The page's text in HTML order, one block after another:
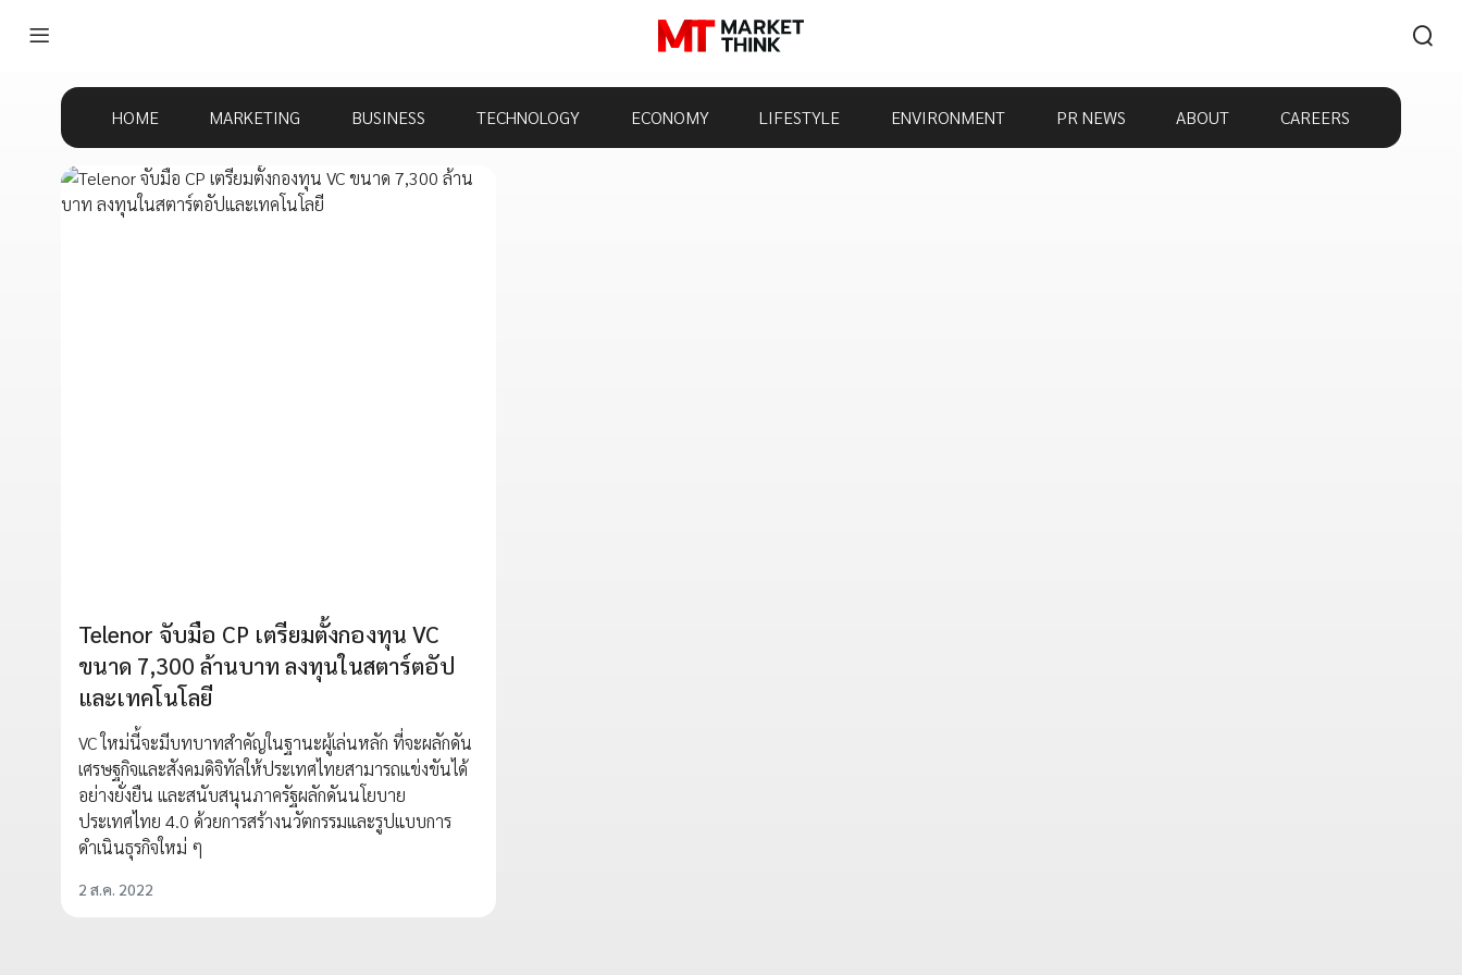
HOME MARKETING BUSINESS TECHNOLOGY ECONOMY LIFESTYLE ENVIRONMENT PR NEWS ABOUT CAREERS
Telenor จับมือ CP เตรียมตั้งกองทุน VC
ขนาด 7,300 ล้านบาท ลงทุนในสตาร์ตอัป
และเทคโนโลยี
VC ใหม่นี้จะมีบทบาทสำคัญในฐานะผู้เล่นหลัก ที่จะผลักดัน
เศรษฐกิจและสังคมดิจิทัลให้ประเทศไทยสามารถแข่งขันได้
อย่างยั่งยืน และสนับสนุนภาครัฐผลักดันนโยบาย
ประเทศไทย 4.0 ด้วยการสร้างนวัตกรรมและรูปแบบการ
ดำเนินธุรกิจใหม่ ๆ
2 ส.ค. 2022